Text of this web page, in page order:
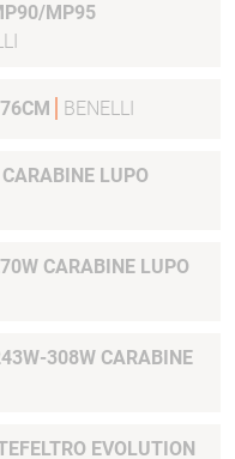
MP95
828 U / 76CM BENELLI
LUPO
CARABINE LUPO
308W CARABINE
EVOLUTION